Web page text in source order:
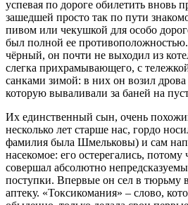
успевая по дороге обилетить вновь
зашедшей просто так по пути
пивом или чекушкой для особо
был полной ее
чёрный, он почти не выходил из
слегка прихрамывающего, с
санками зимой: в них он возил дрова
которую вываливали за баней на
Их единственный сын, очень
несколько лет старше нас, гордо
фамилия была Шмельковы) и сам
насекомое: его остерегались,
совершал абсолютно
поступки. Впервые он сел в тюрьму в
аптеку. «Токсикомания» – слово,